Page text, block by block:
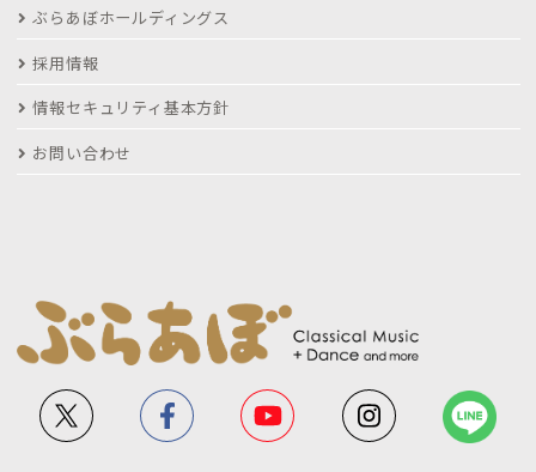
ぶらあぼホールディングス
採用情報
情報セキュリティ基本方針
お問い合わせ